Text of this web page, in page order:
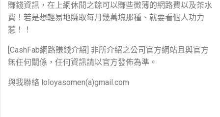
賺錢資訊，在上網休閒之餘可以賺些微薄的網路費以及茶水
費！若是想輕易地賺取每月幾萬塊那種、就要看個人功力
惹！！
[CashFab網路賺錢介紹] 非所介紹之公司官方網站且與官方
無任何關係，任何資訊請以官方發佈為準。
與我聯絡 loloyasomen(a)gmail.com